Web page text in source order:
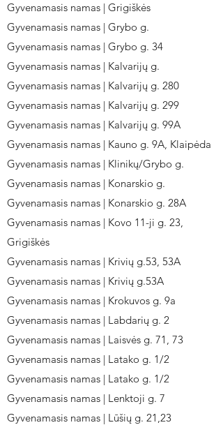
Gyvenamasis namas | Grigiškės
Gyvenamasis namas | Grybo g.
Gyvenamasis namas | Grybo g. 34
Gyvenamasis namas | Kalvarijų g.
Gyvenamasis namas | Kalvarijų g. 280
Gyvenamasis namas | Kalvarijų g. 299
Gyvenamasis namas | Kalvarijų g. 99A
Gyvenamasis namas | Kauno g. 9A, Klaipėda
Gyvenamasis namas | Klinikų/Grybo g.
Gyvenamasis namas | Konarskio g.
Gyvenamasis namas | Konarskio g. 28A
Gyvenamasis namas | Kovo 11-ji g. 23,
Grigiškės
Gyvenamasis namas | Krivių g.53, 53A
Gyvenamasis namas | Krivių g.53A
Gyvenamasis namas | Krokuvos g. 9a
Gyvenamasis namas | Labdarių g. 2
Gyvenamasis namas | Laisvės g. 71, 73
Gyvenamasis namas | Latako g. 1/2
Gyvenamasis namas | Latako g. 1/2
Gyvenamasis namas | Lenktoji g. 7
Gyvenamasis namas | Lūšių g. 21,23